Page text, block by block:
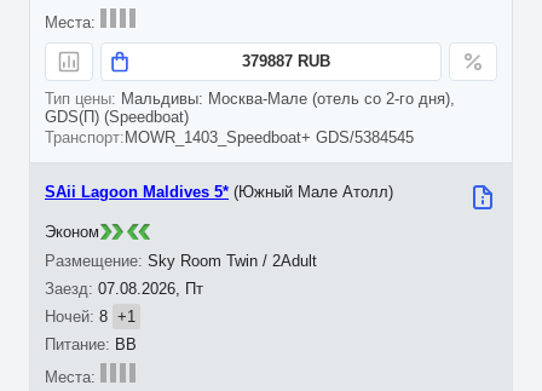
379887 RUB
Мальдивы: Москва-Мале (отель со 2-го дня),
GDS(П) (Speedboat)
MOWR_1403_Speedboat+ GDS/5384545
07.08.2026, Пт
8 +1
SAii Lagoon Maldives 5* (Южный Мале Атолл)
Sky Room Twin / 2Adult
BB
Эконом